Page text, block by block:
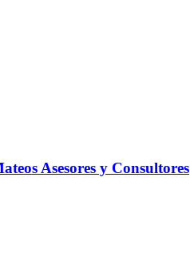
Asesores y Consultores